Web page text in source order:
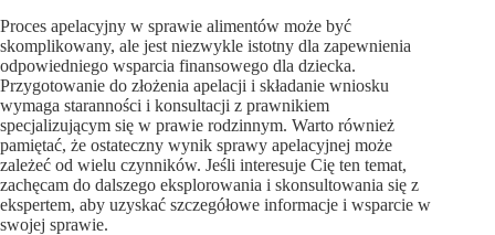
Proces apelacyjny w sprawie alimentów może być
skomplikowany, ale jest niezwykle istotny dla zapewnienia
odpowiedniego wsparcia finansowego dla dziecka.
Przygotowanie do złożenia apelacji i składanie wniosku
wymaga staranności i konsultacji z prawnikiem
specjalizującym się w prawie rodzinnym. Warto również
pamiętać, że ostateczny wynik sprawy apelacyjnej może
zależeć od wielu czynników. Jeśli interesuje Cię ten temat,
zachęcam do dalszego eksplorowania i skonsultowania się z
ekspertem, aby uzyskać szczegółowe informacje i wsparcie w
swojej sprawie.